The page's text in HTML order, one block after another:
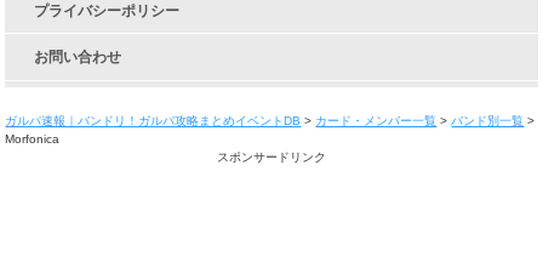
プライバシーポリシー
お問い合わせ
ガルパ速報｜バンドリ！ガルパ攻略まとめイベントDB > カード・メンバー一覧 > バンド別一覧 >
Morfonica
スポンサードリンク